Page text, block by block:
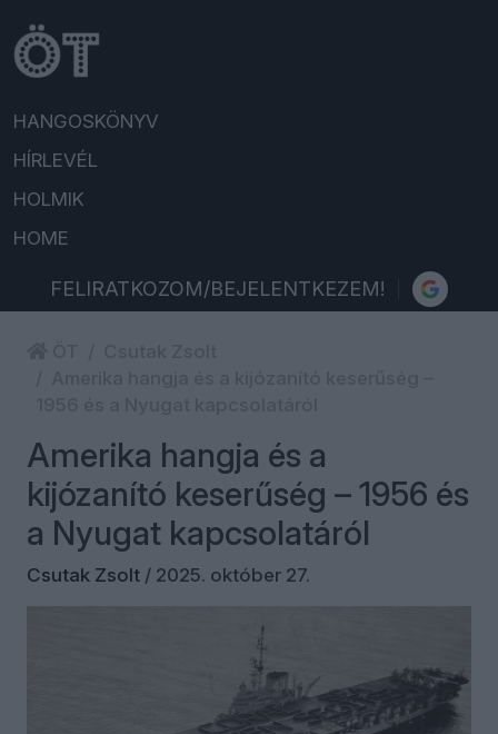
HANGOSKÖNYV
HÍRLEVÉL
HOLMIK
HOME
FELIRATKOZOM/BEJELENTKEZEM!
Amerika hangja és a
kijózanító keserűség – 1956 és
a Nyugat kapcsolatáról
Csutak Zsolt / 2025. október 27.